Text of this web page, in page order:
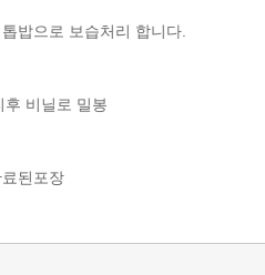
밥으로 보습처리 합니다.
후 비닐로 밀봉
된포장